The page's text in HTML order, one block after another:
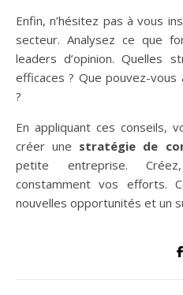
Enfin, n’hésitez pas à vous
secteur. Analysez ce que
leaders d’opinion. Quelles
efficaces ? Que pouvez-
?
En appliquant ces conseils,
créer une stratégie de
petite entreprise.
constamment vos efforts.
nouvelles opportunités et un